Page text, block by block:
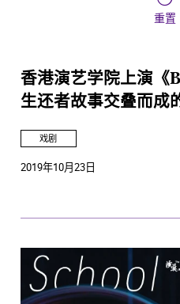
重置
香港演艺学院上演《
生还者故事交叠而成
戏剧
2019年10月23日